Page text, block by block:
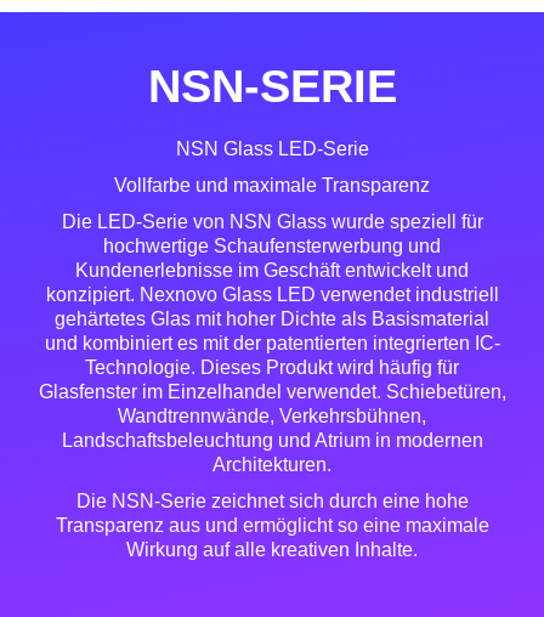
NSN-SERIE
NSN Glass LED-Serie
Vollfarbe und maximale Transparenz
Die LED-Serie von NSN Glass wurde speziell für
hochwertige Schaufensterwerbung und
Kundenerlebnisse im Geschäft entwickelt und
konzipiert. Nexnovo Glass LED verwendet industriell
gehärtetes Glas mit hoher Dichte als Basismaterial
und kombiniert es mit der patentierten integrierten IC-
Technologie. Dieses Produkt wird häufig für
Glasfenster im Einzelhandel verwendet. Schiebetüren,
Wandtrennwände, Verkehrsbühnen,
Landschaftsbeleuchtung und Atrium in modernen
Architekturen.
Die NSN-Serie zeichnet sich durch eine hohe
Transparenz aus und ermöglicht so eine maximale
Wirkung auf alle kreativen Inhalte.